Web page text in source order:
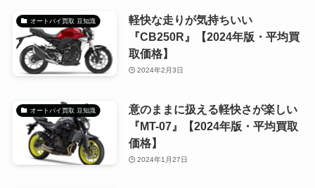
オートバイ買取 豆知識
軽快な走りが気持ちいい
『CB250R』【2024年版・平均買
取価格】
2024年2月3日
オートバイ買取 豆知識
意のままに扱える軽快さが楽しい
『MT-07』【2024年版・平均買取
価格】
2024年1月27日